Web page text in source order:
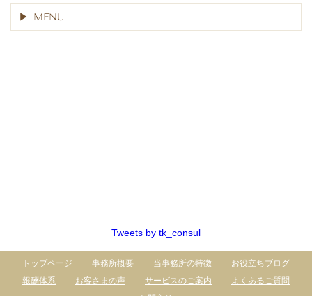
MENU
Tweets by tk_consul
トップページ 事務所概要 当事務所の特徴
お役立ちブログ
報酬体系
お客さまの声 サービスのご案内
よくあるご質問